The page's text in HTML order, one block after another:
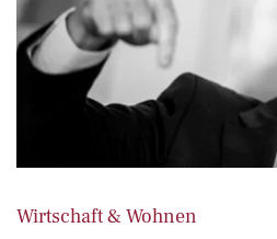
Wirtschaft & Wohnen